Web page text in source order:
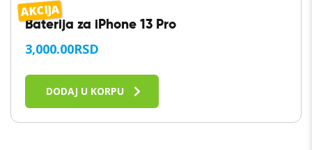
AKCIJA
Baterija za iPhone 13 Pro
3,000.00RSD
DODAJ U KORPU